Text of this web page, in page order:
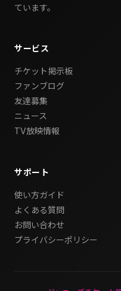
ています。
サービス
チケット掲示板
ファンブログ
友達募集
ニュース
TV放映情報
サポート
使い方ガイド
よくある質問
お問い合わせ
プライバシーポリシー